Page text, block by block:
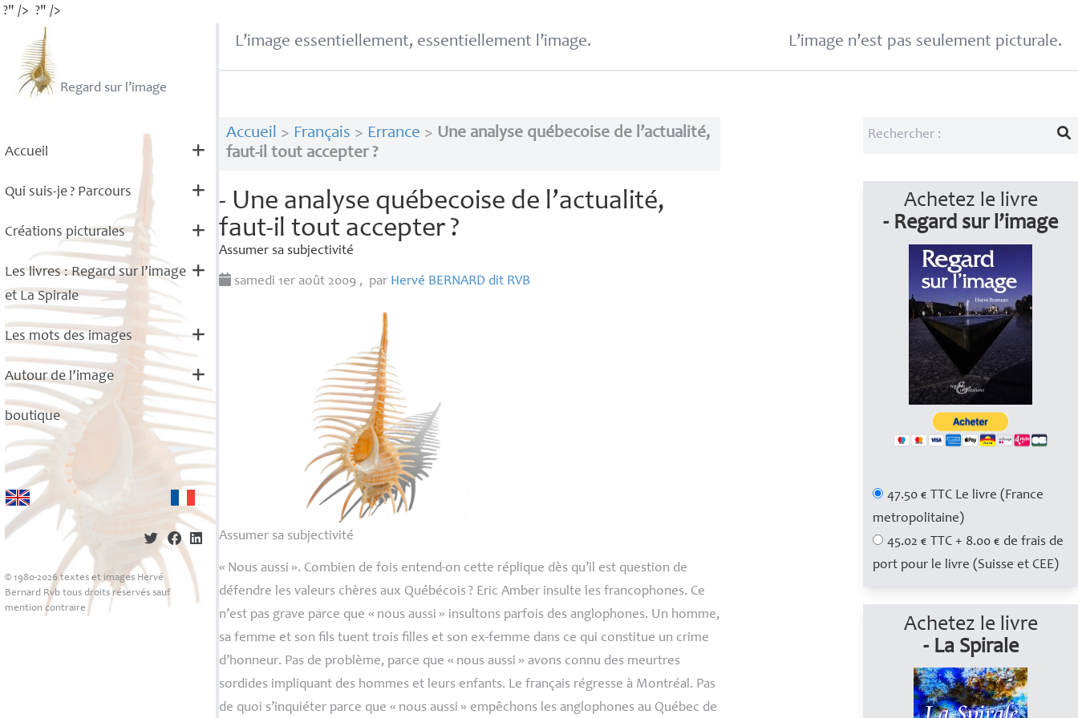
?" /> ?" />
Regard sur l’image
Accueil
Qui suis-je? Parcours
Créations picturales
Les livres : Regard sur l’image
et La Spirale
Les mots des images
Autour de l’image
boutique
© 1980-2026 textes et images Hervé
Bernard Rvb tous droits réservés sauf
mention contraire
L’image essentiellement, essentiellement l’image. L’image n’est pas seulement picturale.
Accueil > Français > Errance > Une analyse québecoise de l’actualité,
faut-il tout accepter ?
- Une analyse québecoise de l’actualité,
faut-il tout accepter ?
Assumer sa subjectivité
samedi 1er août 2009 , par Hervé BERNARD dit RVB
Assumer sa subjectivité
« Nous aussi ». Combien de fois entend-on cette réplique dès qu’il est question de
défendre les valeurs chères aux Québécois ? Eric Amber insulte les francophones. Ce
n’est pas grave parce que « nous aussi » insultons parfois des anglophones. Un homme,
sa femme et son fils tuent trois filles et son ex-femme dans ce qui constitue un crime
d’honneur. Pas de problème, parce que « nous aussi » avons connu des meurtres
sordides impliquant des hommes et leurs enfants. Le français régresse à Montréal. Pas
de quoi s’inquiéter parce que « nous aussi » empêchons les anglophones au Québec de
Achetez le livre
- Regard sur l’image
47.50 € TTC Le livre (France
metropolitaine)
45.02 € TTC + 8.00 € de frais de
port pour le livre (Suisse et CEE)
Achetez le livre
- La Spirale